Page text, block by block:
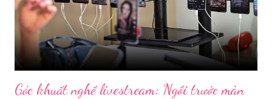
Góc khuất nghề livestream: Ngồi trước màn